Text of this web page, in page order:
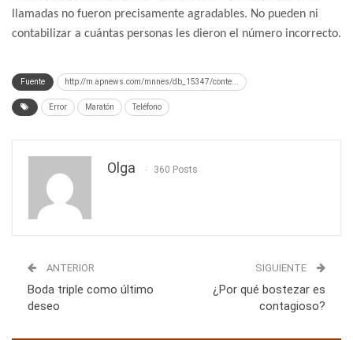
llamadas no fueron precisamente agradables. No pueden ni
contabilizar a cuántas personas les dieron el número incorrecto.
Fuente http://m.apnews.com/mnnes/db_15347/conte...
Error Maratón Teléfono
Olga 360 Posts
ANTERIOR
Boda triple como último
deseo
SIGUIENTE
¿Por qué bostezar es
contagioso?